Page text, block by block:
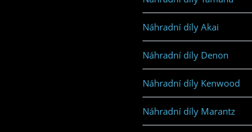
Náhradní díly Akai
Náhradní díly Denon
Náhradní díly Kenwood
Náhradní díly Marantz